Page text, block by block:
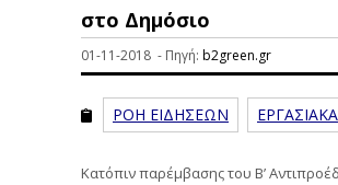
στο Δημόσιο
01-11-2018 - Πηγή: b2green.gr
ΡΟΗ ΕΙΔΗΣΕΩΝ ΕΡΓΑΣΙΑΚΑ
Κατόπιν παρέμβασης του Β’